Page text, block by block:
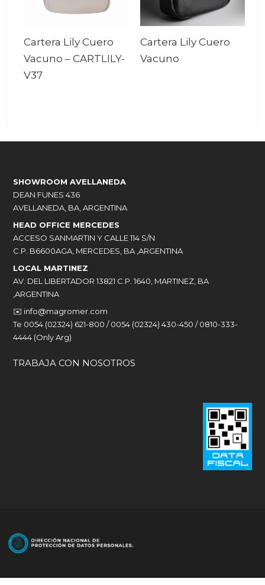
Cartera Lily Cuero
Vacuno –CARTLILY-
V37
Cartera Lily Cuero
Vacuno
SHOWROOM AVELLANEDA
DEAN FUNES 436
AVELLANEDA, BA, ARGENTINA
HEAD OFFICE MERCEDES
ACCESO SANMARTIN Y CALLE 114 S/N
C.P. B6600AGA, MERCEDES, BA ,ARGENTINA
LOCAL MARTINEZ
AV. DEL LIBERTADOR 13821 C.P. 1640, MARTINEZ, BA
,ARGENTINA
✉️ info@magromer.com
Te 0054 (02324) 621-800 / 0054 (02324) 430-450 / 0810-333-
4444 (Only Arg)
TRABAJA CON NOSOTROS